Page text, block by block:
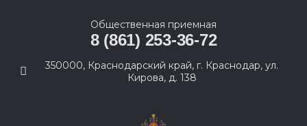
Общественная приемная
8 (861) 253-36-72
350000, Краснодарский край, г. Краснодар, ул.
Кирова, д. 138